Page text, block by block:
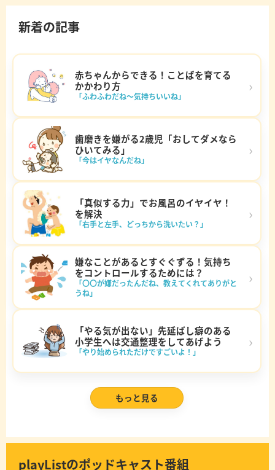
新着の記事
赤ちゃんからできる！ことばを育てる
かかわり方
「ふわふわだね～気持ちいいね」
›
歯磨きを嫌がる2歳児「おしてダメなら
ひいてみる」
「今はイヤなんだね」
›
「真似する力」でお風呂のイヤイヤ！
を解決
「右手と左手、どっちから洗いたい？」
›
嫌なことがあるとすぐぐずる！気持ち
をコントロールするためには？
「〇〇が嫌だったんだね、教えてくれてありがと
うね」
›
「やる気が出ない」先延ばし癖のある
小学生へは交通整理をしてあげよう
「やり始められただけですごいよ！」
›
もっと見る
playListのポッドキャスト番組